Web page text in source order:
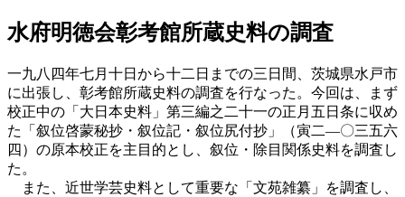
水府明徳会彰考館所蔵史料の調査
一九八四年七月十日から十二日までの三日間、茨城県水戸市
に出張し、彰考館所蔵史料の調査を行なった。今回は、まず
校正中の「大日本史料」第三編之二十一の正月五日条に収め
た「叙位啓蒙秘抄・叙位記・叙位尻付抄」（寅二—〇三五六
四）の原本校正を主目的とし、叙位・除目関係史料を調査し
た。
また、近世学芸史料として重要な「文苑雑纂」を調査し、